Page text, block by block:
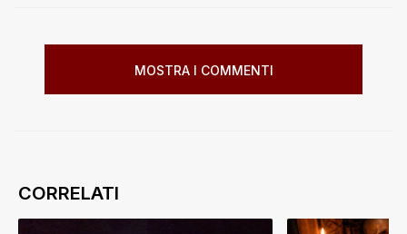
MOSTRA I COMMENTI